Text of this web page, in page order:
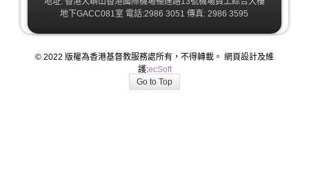
地下GACC081室 電話:2986 3051 傳真: 2986 3595
© 2022 版權為香港基督教服務處所有，不得轉載。 網頁設計及維
護:ecSoft
Go to Top